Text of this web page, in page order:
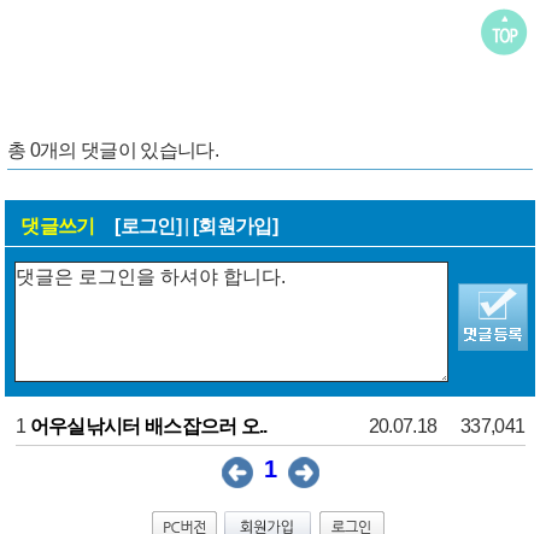
총 0개의 댓글이 있습니다.
댓글쓰기 [로그인] [회원가입]
1 어우실낚시터 배스잡으러 오.. 20.07.18 337,041
1